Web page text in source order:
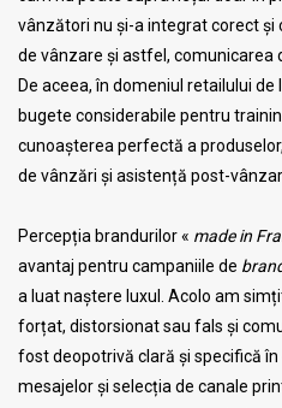
vânzători nu și-a integrat corect și
de vânzare și astfel, comunicarea
De aceea, în domeniul retailului
bugete considerabile pentru
cunoașterea perfectă a
de vânzări și asistență post-
Percepția brandurilor « made in
avantaj pentru campaniile de
a luat naștere luxul. Acolo am
forțat, distorsionat sau fals și
fost deopotrivă clară și specifică
mesajelor și selecția de canale